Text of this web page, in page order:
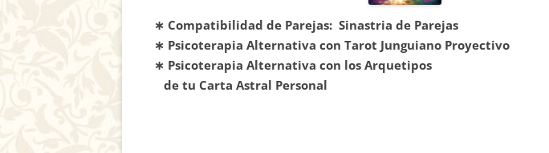
∗ Compatibilidad de Parejas: Sinastria de Parejas
∗ Psicoterapia Alternativa con Tarot Junguiano Proyectivo
∗ Psicoterapia Alternativa con los Arquetipos
de tu Carta Astral Personal